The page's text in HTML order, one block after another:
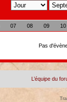
07 08 09 10
Pas
L’équipe du